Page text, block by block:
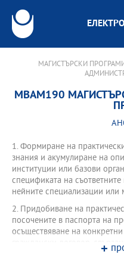
МАГИСТЪРСКИ
MBAM190
1. Формиране на
знания и акумулиране на
институции или базови
спецификата на
нейните специализации или
2. Придобиване на
посочените в паспорта на
осъществяване на
граждански договор,
магистърската програма;